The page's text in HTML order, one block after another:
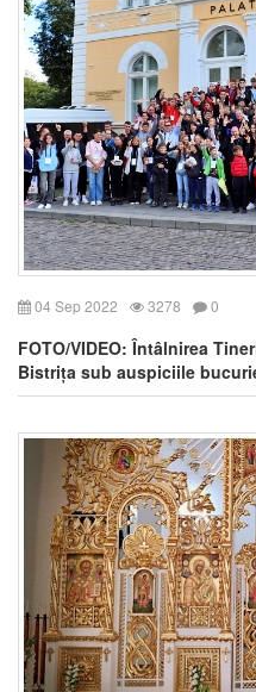
04 Sep 2022 3278 0
FOTO/VIDEO: Întâlnirea
Bistrița sub auspiciile